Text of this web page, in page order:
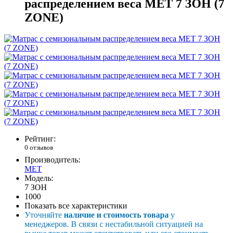
распределением веса MET 7 ЗОН (7
ZONE)
Рейтинг:
0 отзывов
Производитель:
MET
Модель:
7 ЗОН
1000
Показать все характеристики
Уточняйте наличие и стоимость товара у
менеджеров. В связи с нестабильной ситуацией на